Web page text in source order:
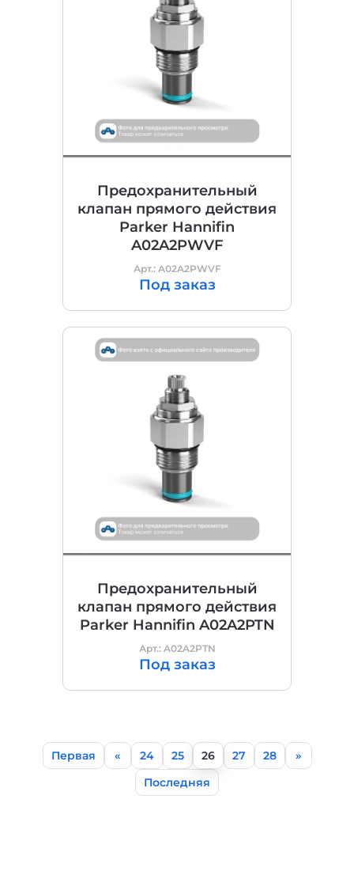
Предохранительный
клапан прямого действия
Parker Hannifin
A02A2PWVF
Арт.: A02A2PWVF
Под заказ
Предохранительный
клапан прямого действия
Parker Hannifin A02A2PTN
Арт.: A02A2PTN
Под заказ
Первая « 24 25 26 27 28
»
Последняя